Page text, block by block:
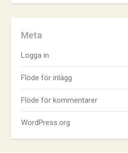
Meta
Logga in
Flöde för inlägg
Flöde för kommentarer
WordPress.org